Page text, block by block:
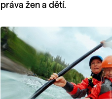
práva žen a dětí.